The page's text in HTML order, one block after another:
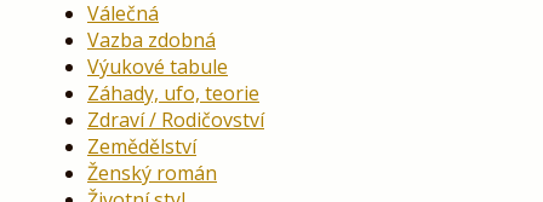
Válečná
Vazba zdobná
Výukové tabule
Záhady, ufo, teorie
Zdraví / Rodičovství
Zemědělství
Ženský román